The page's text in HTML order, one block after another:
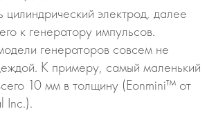
цилиндрический электрод, далее
к генератору импульсов.
генераторов совсем не
К примеру, самый маленький
10 мм в толщину (Eonmini™ от
Inc.).